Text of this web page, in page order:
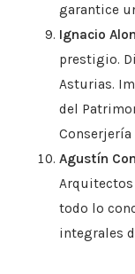
garantice
Ignacio
prestigio.
Asturias.
del
Agustín
Arquitectos
todo lo
integrales